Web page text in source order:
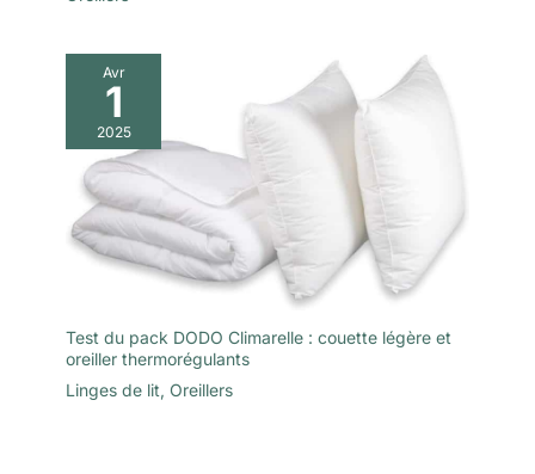
Avr
1
2025
Test du pack DODO Climarelle : couette légère et
oreiller thermorégulants
Linges de lit, Oreillers